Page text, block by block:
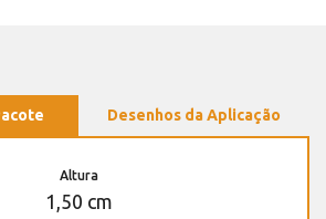
Desenhos da Aplicação
Altura
1,50 cm